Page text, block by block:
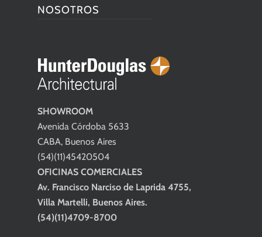
SHOWROOM
Avenida Córdoba 5633
CABA, Buenos Aires
(54)(11)45420504
OFICINAS COMERCIALES
Av. Francisco Narciso de Laprida 4755,
Villa Martelli, Buenos Aires.
(54)(11)4709-8700
NOSOTROS